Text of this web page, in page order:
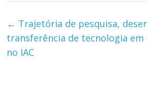
← Trajetória de pesquisa,
transferência de tecnologia em
no IAC